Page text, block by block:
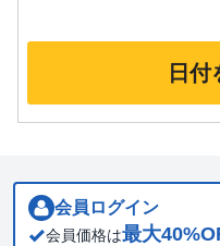
日付
会員ログイン
会員価格は最大40